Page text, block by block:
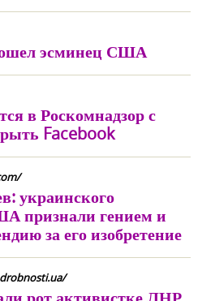
эсминец США
в Роскомнадзор с
Facebook
украинского
признали гением и
за его изобретение